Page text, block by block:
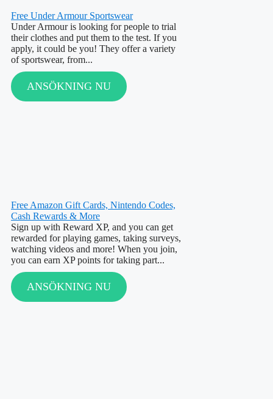
Free Under Armour Sportswear
Under Armour is looking for people to trial
their clothes and put them to the test. If you
apply, it could be you! They offer a variety
of sportswear, from...
ANSÖKNING NU
Free Amazon Gift Cards, Nintendo Codes,
Cash Rewards & More
Sign up with Reward XP, and you can get
rewarded for playing games, taking surveys,
watching videos and more! When you join,
you can earn XP points for taking part...
ANSÖKNING NU